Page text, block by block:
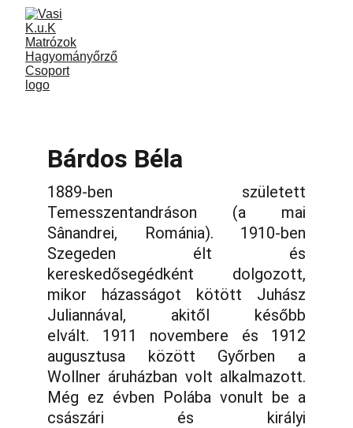
Bárdos Béla
1889-ben született
Temesszentandráson (a mai
Sânandrei, Románia). 1910-ben
Szegeden élt és
kereskedősegédként dolgozott,
mikor házasságot kötött Juhász
Juliannával, akitől később
elvált. 1911 novembere és 1912
augusztusa között Győrben a
Wollner áruházban volt alkalmazott.
Még ez évben Polába vonult be a
császári és királyi